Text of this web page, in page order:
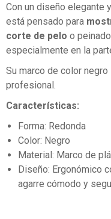
Con un diseño elegante
está pensado para
corte de pelo o
especialmente en la
Su marco de color
profesional.
Características:
Forma: Redonda
Color: Negro
Material: Marco de
Diseño: Ergonómico
agarre cómodo y